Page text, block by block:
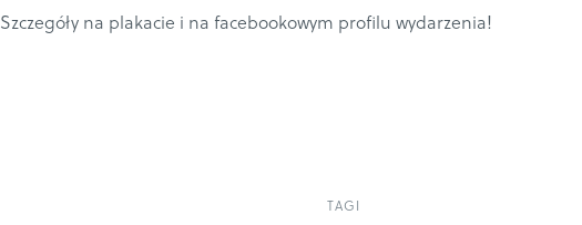
Szczegóły na plakacie i na facebookowym profilu wydarzenia!
TAGI